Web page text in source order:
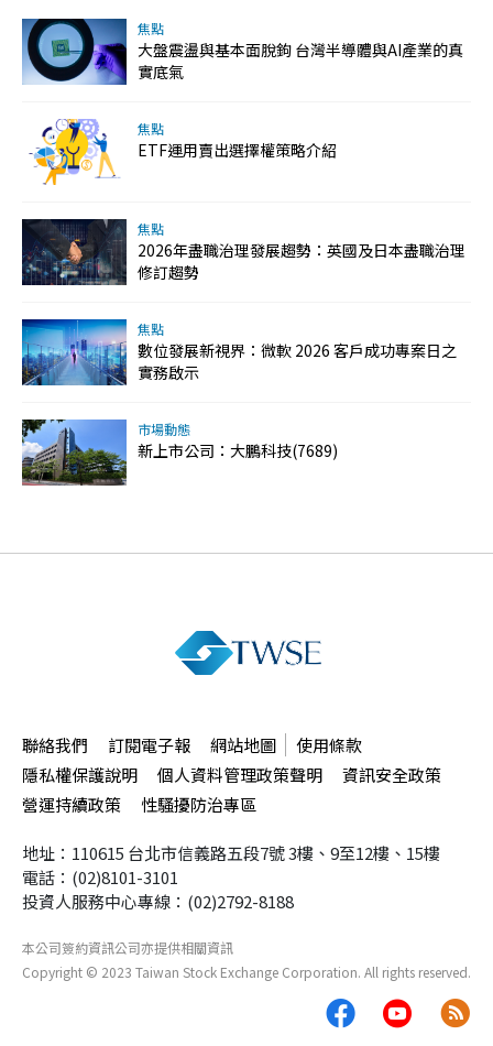
焦點
大盤震盪與基本面脫鉤 台灣半導體與AI產業的真
實底氣
焦點
ETF運用賣出選擇權策略介紹
焦點
2026年盡職治理發展趨勢：英國及日本盡職治理
修訂趨勢
焦點
數位發展新視界：微軟 2026 客戶成功專案日之
實務啟示
市場動態
新上市公司：大鵬科技(7689)
聯絡我們 訂閱電子報 網站地圖
使用條款
隱私權保護說明
個人資料管理政策聲明
資訊安全政策
營運持續政策
性騷擾防治專區
地址：110615 台北市信義路五段7號3樓、9至12樓、15樓
電話：(02)8101-3101
投資人服務中心專線：(02)2792-8188
本公司簽約資訊公司亦提供相關資訊
Copyright © 2023 Taiwan Stock Exchange Corporation. All rights reserved.